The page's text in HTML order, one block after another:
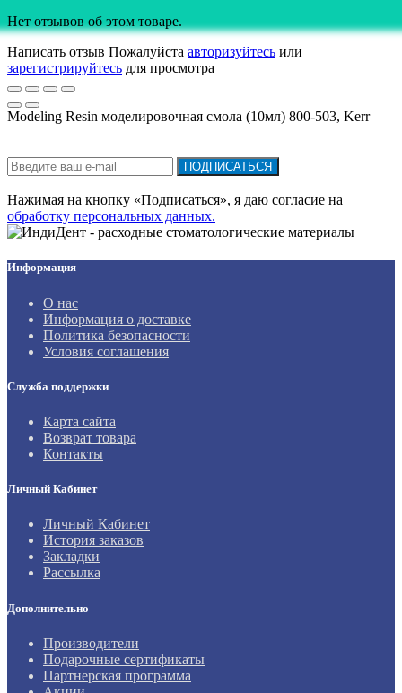
Нет отзывов об этом товаре.
Написать отзыв Пожалуйста авторизуйтесь или
зарегистрируйтесь для просмотра
Modeling Resin моделировочная смола (10мл) 800-503, Kerr
ПОДПИСАТЬСЯ
Нажимая на кнопку «Подписаться», я даю cогласие на
обработку персональных данных.
Информация
О нас
Информация о доставке
Политика безопасности
Условия соглашения
Служба поддержки
Карта сайта
Возврат товара
Контакты
Личный Кабинет
Личный Кабинет
История заказов
Закладки
Рассылка
Дополнительно
Производители
Подарочные сертификаты
Партнерская программа